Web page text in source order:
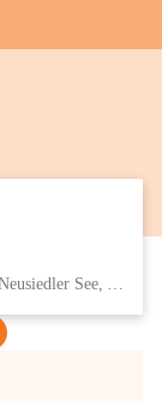
Eisenstädter Straße 18, 7091 Breitenbrunn am Neusiedler See, AUT